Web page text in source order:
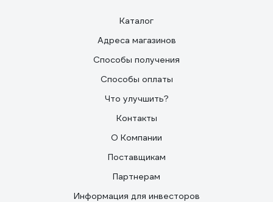
Каталог
Адреса магазинов
Способы получения
Способы оплаты
Что улучшить?
Контакты
О Компании
Поставщикам
Партнерам
Информация для инвесторов